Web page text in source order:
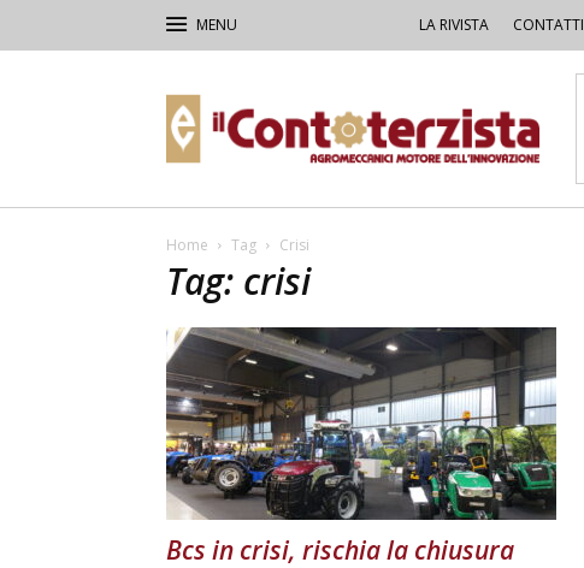
LA RIVISTA CONTATTI
Contoterzista
Home Tag Crisi
Tag: crisi
Bcs in crisi, rischia la chiusura